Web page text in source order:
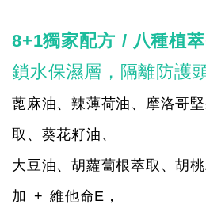
8+1獨家配方 / 八種植
鎖水保濕層，隔離防護
蓖麻油、辣薄荷油、摩洛哥
取、葵花籽油、
大豆油、胡蘿蔔根萃取、胡
加 + 維他命E，